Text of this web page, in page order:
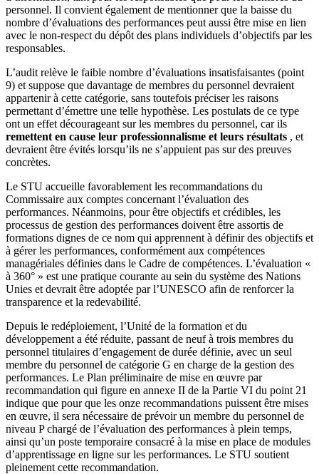
personnel. Il convient également de mentionner que la baisse du
nombre d’évaluations des performances peut aussi être mise en lien
avec le non-respect du dépôt des plans individuels d’objectifs par les
responsables.
L’audit relève le faible nombre d’évaluations insatisfaisantes (point
9) et suppose que davantage de membres du personnel devraient
appartenir à cette catégorie, sans toutefois préciser les raisons
permettant d’émettre une telle hypothèse. Les postulats de ce type
ont un effet décourageant sur les membres du personnel, car ils
remettent en cause leur professionnalisme et leurs résultats , et
devraient être évités lorsqu’ils ne s’appuient pas sur des preuves
concrètes.
Le STU accueille favorablement les recommandations du
Commissaire aux comptes concernant l’évaluation des
performances. Néanmoins, pour être objectifs et crédibles, les
processus de gestion des performances doivent être assortis de
formations dignes de ce nom qui apprennent à définir des objectifs et
à gérer les performances, conformément aux compétences
managériales définies dans le Cadre de compétences. L’évaluation «
à 360° » est une pratique courante au sein du système des Nations
Unies et devrait être adoptée par l’UNESCO afin de renforcer la
transparence et la redevabilité.
Depuis le redéploiement, l’Unité de la formation et du
développement a été réduite, passant de neuf à trois membres du
personnel titulaires d’engagement de durée définie, avec un seul
membre du personnel de catégorie G en charge de la gestion des
performances. Le Plan préliminaire de mise en œuvre par
recommandation qui figure en annexe II de la Partie VI du point 21
indique que pour que les onze recommandations puissent être mises
en œuvre, il sera nécessaire de prévoir un membre du personnel de
niveau P chargé de l’évaluation des performances à plein temps,
ainsi qu’un poste temporaire consacré à la mise en place de modules
d’apprentissage en ligne sur les performances. Le STU soutient
pleinement cette recommandation.